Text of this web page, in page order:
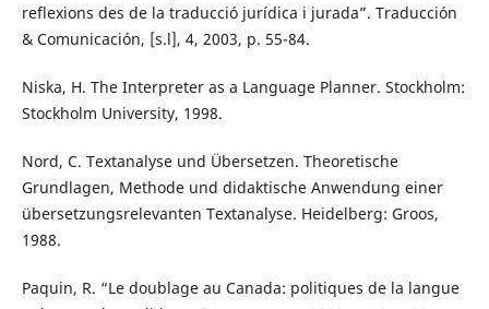
reflexions des de la traducció jurídica i jurada”. Traducción
& Comunicación, [s.l], 4, 2003, p. 55-84.
Niska, H. The Interpreter as a Language Planner. Stockholm:
Stockholm University, 1998.
Nord, C. Textanalyse und Übersetzen. Theoretische
Grundlagen, Methode und didaktische Anwendung einer
übersetzungsrelevanten Textanalyse. Heidelberg: Groos,
1988.
Paquin, R. “Le doublage au Canada: politiques de la langue